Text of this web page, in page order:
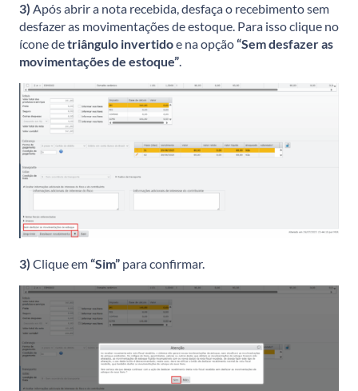
3) Após abrir a nota recebida, desfaça o recebimento sem
desfazer as movimentações de estoque. Para isso clique no
ícone detriângulo invertidoe na opção“Sem desfazer as
movimentações de estoque”.
3) Clique em“Sim” para confirmar.